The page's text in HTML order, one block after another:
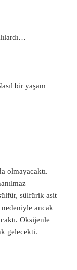
bir yaşam
olmayacaktı.
sülfürik asit
ancak
Oksijenle
gelecekti.